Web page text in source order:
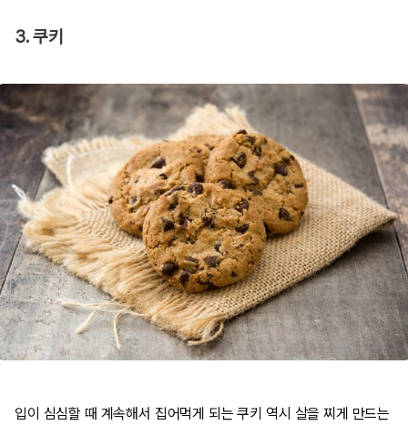
3. 쿠키
입이 심심할 때 계속해서 집어먹게 되는 쿠키 역시 살을 찌게 만드는